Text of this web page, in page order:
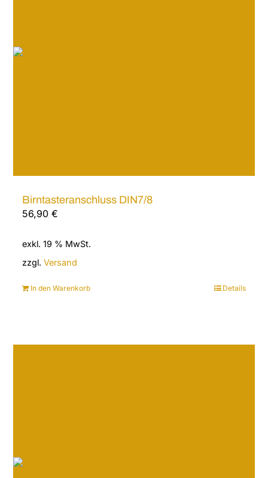
Birntasteranschluss DIN7/8
56,90€
exkl. 19 % MwSt.
zzgl.Versand
In den Warenkorb Details